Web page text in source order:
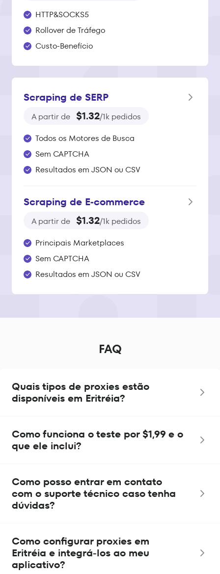
HTTP&SOCKS5
Rollover de Tráfego
Custo-Benefício
Scraping de SERP
A partir de $1.32/1k pedidos
Todos os Motores de Busca
Sem CAPTCHA
Resultados em JSON ou CSV
Scraping de E‑commerce
A partir de $1.32/1k pedidos
Principais Marketplaces
Sem CAPTCHA
Resultados em JSON ou CSV
FAQ
Quais tipos de proxies estão
disponíveis em Eritréia?
Como funciona o teste por $1,99 e o
que ele inclui?
Como posso entrar em contato
com o suporte técnico caso tenha
dúvidas?
Como configurar proxies em
Eritréia e integrá-los ao meu
aplicativo?